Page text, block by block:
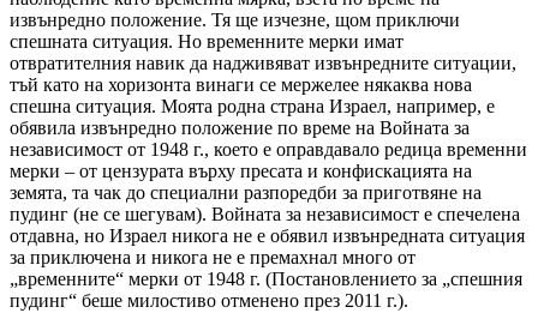
извънредно положение. Тя ще изчезне, щом приключи
спешната ситуация. Но временните мерки имат
отвратителния навик да надживяват извънредните ситуации,
тъй като на хоризонта винаги се мержелее някаква нова
спешна ситуация. Моята родна страна Израел, например, е
обявила извънредно положение по време на Войната за
независимост от 1948 г., което е оправдавало редица временни
мерки – от цензурата върху пресата и конфискацията на
земята, та чак до специални разпоредби за приготвяне на
пудинг (не се шегувам). Войната за независимост е спечелена
отдавна, но Израел никога не е обявил извънредната ситуация
за приключена и никога не е премахнал много от
„временните“ мерки от 1948 г. (Постановлението за „спешния
пудинг“ беше милостиво отменено през 2011 г.).